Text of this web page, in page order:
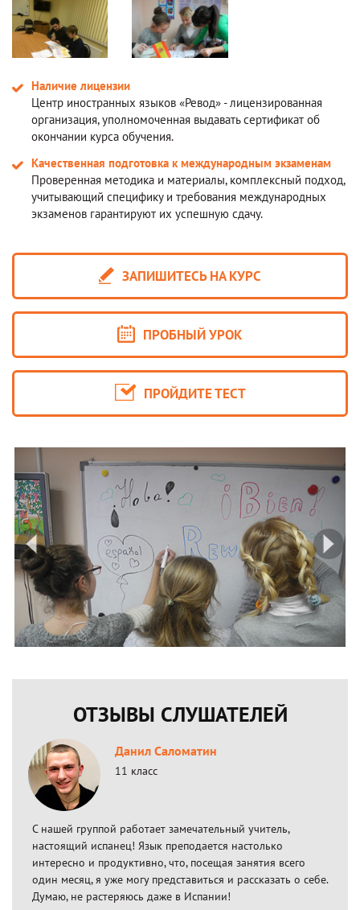
Наличие лицензии
Центр иностранных языков «Ревод» - лицензированная
организация, уполномоченная выдавать сертификат об
окончании курса обучения.
Качественная подготовка к международным экзаменам
Проверенная методика и материалы, комплексный подход,
учитывающий специфику и требования международных
экзаменов гарантируют их успешную сдачу.
ЗАПИШИТЕСЬ НА КУРС
ПРОБНЫЙ УРОК
ПРОЙДИТЕ ТЕСТ
prev
ОТЗЫВЫ СЛУШАТЕЛЕЙ
Данил Саломатин
11 класс
С нашей группой работает замечательный учитель,
настоящий испанец! Язык преподается настолько
интересно и продуктивно, что, посещая занятия всего
один месяц, я уже могу представиться и рассказать о себе.
Думаю, не растеряюсь даже в Испании!